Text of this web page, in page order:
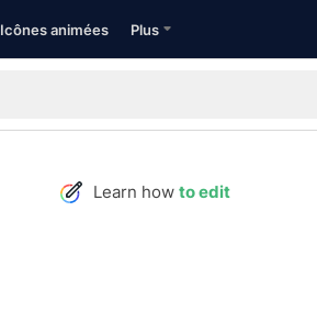
Icônes animées Plus
Learn how to edit